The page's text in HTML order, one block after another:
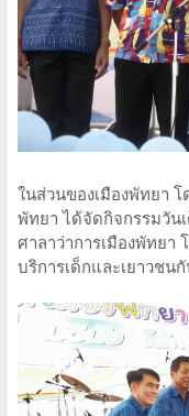
ในส่วนของเมืองพัทยา
พัทยา ได้จัดกิจกรรมวัน
ศาลาว่าการเมืองพัทยา
บริการเด็กและเยาวช